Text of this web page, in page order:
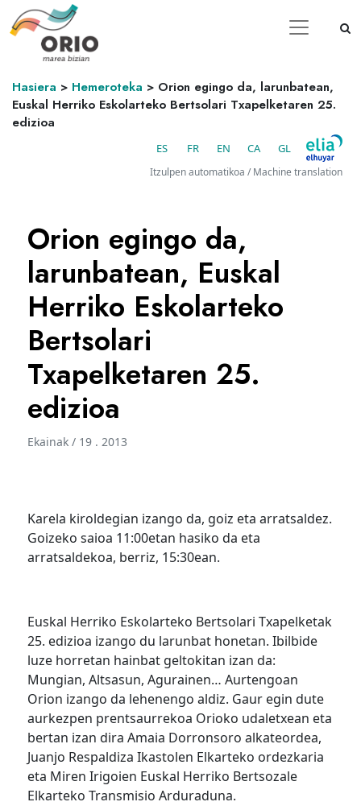
Hasiera > Hemeroteka > Orion egingo da, larunbatean,
Euskal Herriko Eskolarteko Bertsolari Txapelketaren 25.
edizioa
ES FR EN CA GL
Itzulpen automatikoa / Machine translation
Orion egingo da,
larunbatean, Euskal
Herriko Eskolarteko
Bertsolari
Txapelketaren 25.
edizioa
Ekainak / 19 . 2013
Karela kiroldegian izango da, goiz eta arratsaldez.
Goizeko saioa 11:00etan hasiko da eta
arratsaldekoa, berriz, 15:30ean.
Euskal Herriko Eskolarteko Bertsolari Txapelketak
25. edizioa izango du larunbat honetan. Ibilbide
luze horretan hainbat geltokitan izan da:
Mungian, Altsasun, Agurainen… Aurtengoan
Orion izango da lehenengo aldiz. Gaur egin dute
aurkezpen prentsaurrekoa Orioko udaletxean eta
bertan izan dira Amaia Dorronsoro alkateordea,
Juanjo Respaldiza Ikastolen Elkarteko ordezkaria
eta Miren Irigoien Euskal Herriko Bertsozale
Elkarteko Transmisio Arduraduna.